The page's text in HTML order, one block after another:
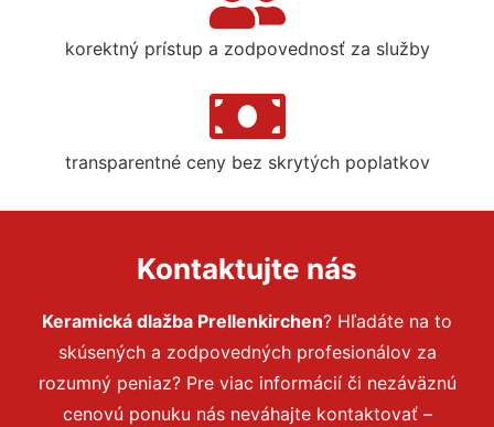
korektný prístup a zodpovednosť za služby
transparentné ceny bez skrytých poplatkov
Kontaktujte nás
Keramická dlažba Prellenkirchen? Hľadáte na to
skúsených a zodpovedných profesionálov za
rozumný peniaz? Pre viac informácií či nezáväznú
cenovú ponuku nás neváhajte kontaktovať –